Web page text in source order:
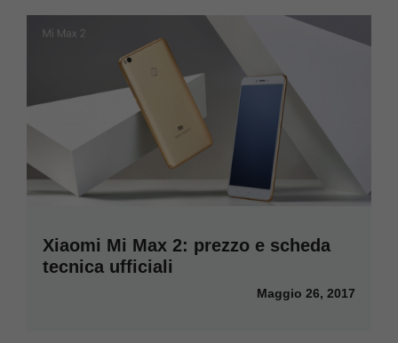
Xiaomi Mi Max 2: prezzo e scheda
tecnica ufficiali
Maggio 26, 2017